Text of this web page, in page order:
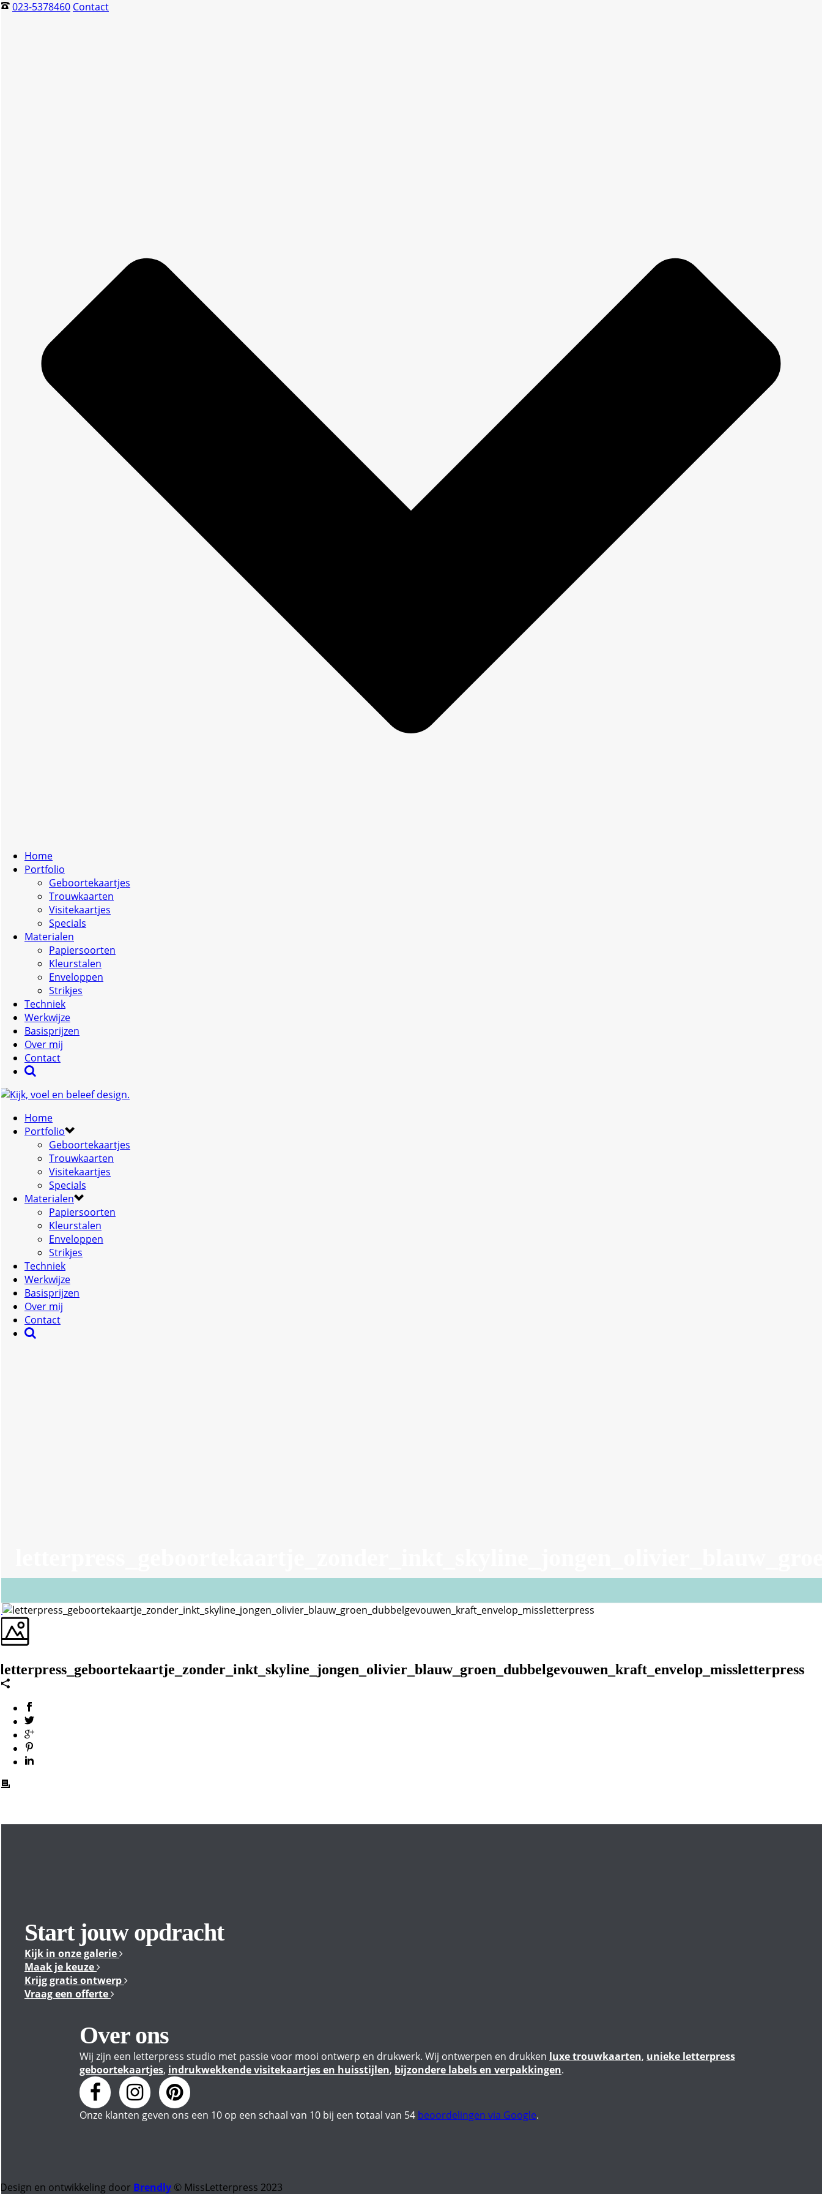
023-5378460 Contact
Home
Portfolio
Geboortekaartjes
Trouwkaarten
Visitekaartjes
Specials
Materialen
Papiersoorten
Kleurstalen
Enveloppen
Strikjes
Techniek
Werkwijze
Basisprijzen
Over mij
Contact
Home
Portfolio
Geboortekaartjes
Trouwkaarten
Visitekaartjes
Specials
Materialen
Papiersoorten
Kleurstalen
Enveloppen
Strikjes
Techniek
Werkwijze
Basisprijzen
Over mij
Contact
letterpress_geboortekaartje_zonder_inkt_skyline_jongen_olivier_blauw_groen_dubbelgevouwen_kraft_envelop_missletterpress
Start jouw opdracht
Kijk in onze galerie
Maak je keuze
Krijg gratis ontwerp
Vraag een offerte
Over ons
Wij zijn een letterpress studio met passie voor mooi ontwerp en drukwerk. Wij ontwerpen en drukken luxe trouwkaarten, unieke letterpress
geboortekaartjes, indrukwekkende visitekaartjes en huisstijlen, bijzondere labels en verpakkingen.
Onze klanten geven ons een 10 op een schaal van 10 bij een totaal van 54 beoordelingen via Google.
Design en ontwikkeling door Brendly © MissLetterpress 2023